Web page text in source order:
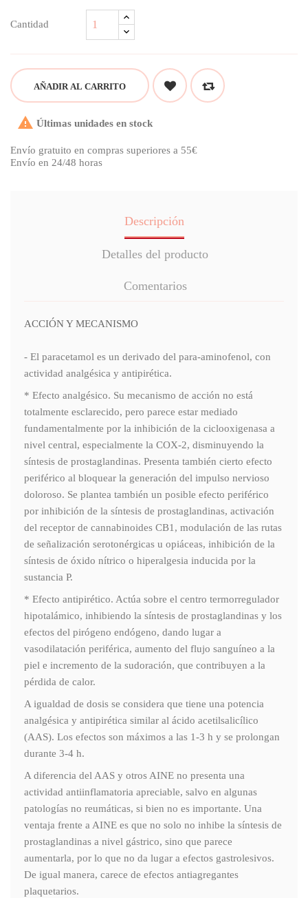
Cantidad
AÑADIR AL CARRITO
 Últimas unidades en stock
Envío gratuito en compras superiores a 55€
Envío en 24/48 horas
Descripción
Detalles del producto
Comentarios
ACCIÓN Y MECANISMO
- El paracetamol es un derivado del para-aminofenol, con
actividad analgésica y antipirética.
* Efecto analgésico. Su mecanismo de acción no está
totalmente esclarecido, pero parece estar mediado
fundamentalmente por la inhibición de la ciclooxigenasa a
nivel central, especialmente la COX-2, disminuyendo la
síntesis de prostaglandinas. Presenta también cierto efecto
periférico al bloquear la generación del impulso nervioso
doloroso. Se plantea también un posible efecto periférico
por inhibición de la síntesis de prostaglandinas, activación
del receptor de cannabinoides CB1, modulación de las rutas
de señalización serotonérgicas u opiáceas, inhibición de la
síntesis de óxido nítrico o hiperalgesia inducida por la
sustancia P.
* Efecto antipirético. Actúa sobre el centro termorregulador
hipotalámico, inhibiendo la síntesis de prostaglandinas y los
efectos del pirógeno endógeno, dando lugar a
vasodilatación periférica, aumento del flujo sanguíneo a la
piel e incremento de la sudoración, que contribuyen a la
pérdida de calor.
A igualdad de dosis se considera que tiene una potencia
analgésica y antipirética similar al ácido acetilsalicílico
(AAS). Los efectos son máximos a las 1-3 h y se prolongan
durante 3-4 h.
A diferencia del AAS y otros AINE no presenta una
actividad antiinflamatoria apreciable, salvo en algunas
patologías no reumáticas, si bien no es importante. Una
ventaja frente a AINE es que no solo no inhibe la síntesis de
prostaglandinas a nivel gástrico, sino que parece
aumentarla, por lo que no da lugar a efectos gastrolesivos.
De igual manera, carece de efectos antiagregantes
plaquetarios.